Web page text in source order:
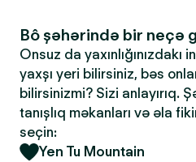
Bô şəhərində bir neçə
Onsuz da yaxınlığınızdakı
yaxşı yeri bilirsiniz, bəs
bilirsinizmi? Sizi anlayırıq.
tanışlıq məkanları və əla
seçin:
Yen Tu Mountain